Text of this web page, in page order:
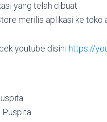
yang telah dibuat
merilis aplikasi ke toko
youtube disini https://
Puspita